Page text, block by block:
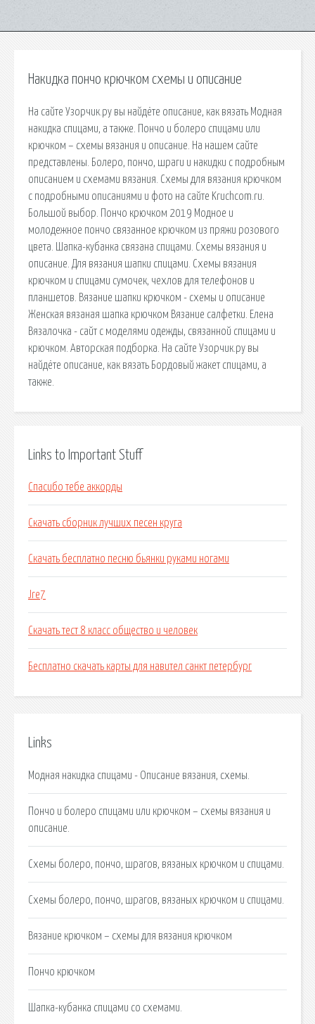
Накидка пончо крючком схемы и описание
На сайте Узорчик.ру вы найдёте описание, как вязать Модная
накидка спицами, а также. Пончо и болеро спицами или
крючком – схемы вязания и описание. На нашем сайте
представлены. Болеро, пончо, шраги и накидки с подробным
описанием и схемами вязания. Схемы для вязания крючком
с подробными описаниями и фото на сайте Kruchcom.ru.
Большой выбор. Пончо крючком 2019 Модное и
молодежное пончо связанное крючком из пряжи розового
цвета. Шапка-кубанка связана спицами. Схемы вязания и
описание. Для вязания шапки спицами. Схемы вязания
крючком и спицами сумочек, чехлов для телефонов и
планшетов. Вязание шапки крючком - схемы и описание
Женская вязаная шапка крючком Вязание салфетки. Елена
Вязалочка - сайт с моделями одежды, связанной спицами и
крючком. Авторская подборка. На сайте Узорчик.ру вы
найдёте описание, как вязать Бордовый жакет спицами, а
также.
Links to Important Stuff
Спасибо тебе аккорды
Скачать сборник лучших песен круга
Скачать бесплатно песню бьянки руками ногами
Jre7
Скачать тест 8 класс общество и человек
Бесплатно скачать карты для навител санкт петербург
Links
Модная накидка спицами - Описание вязания, схемы.
Пончо и болеро спицами или крючком – схемы вязания и
описание.
Схемы болеро, пончо, шрагов, вязаных крючком и спицами.
Схемы болеро, пончо, шрагов, вязаных крючком и спицами.
Вязание крючком – схемы для вязания крючком
Пончо крючком
Шапка-кубанка спицами со схемами.